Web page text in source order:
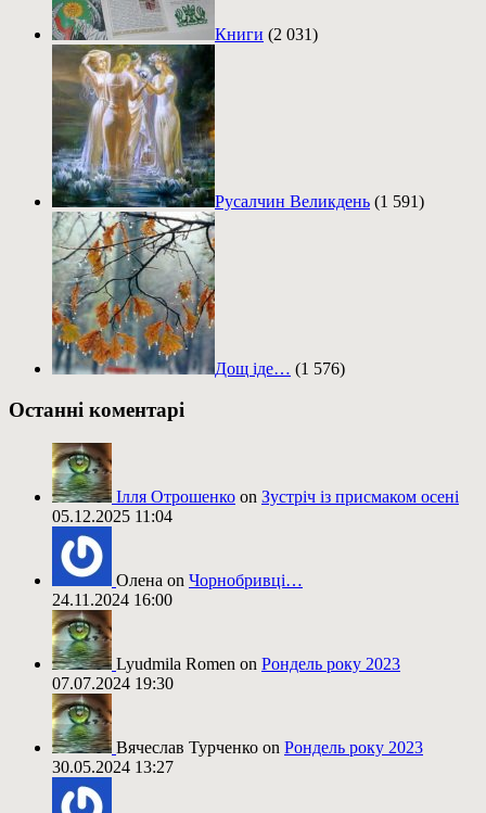
Книги (2 031)
Русалчин Великдень (1 591)
Дощ іде… (1 576)
Останні коментарі
Ілля Отрошенко on Зустріч із присмаком осені
05.12.2025 11:04
Олена on Чорнобривці…
24.11.2024 16:00
Lyudmila Romen on Рондель року 2023
07.07.2024 19:30
Вячеслав Турченко on Рондель року 2023
30.05.2024 13:27